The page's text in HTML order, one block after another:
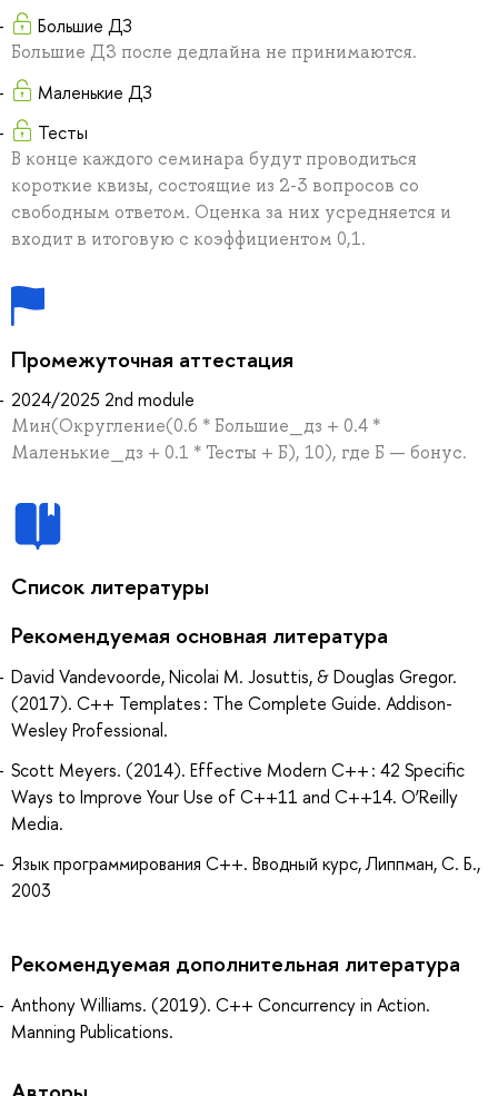
Большие ДЗ
Большие ДЗ после дедлайна не принимаются.
Маленькие ДЗ
Тесты
В конце каждого семинара будут проводиться
короткие квизы, состоящие из 2-3 вопросов со
свободным ответом. Оценка за них усредняется и
входит в итоговую с коэффициентом 0,1.
Промежуточная аттестация
2024/2025 2nd module
Мин(Округление(0.6 * Большие_дз + 0.4 *
Маленькие_дз + 0.1 * Тесты + Б), 10), где Б — бонус.
Список литературы
Рекомендуемая основная литература
David Vandevoorde, Nicolai M. Josuttis, & Douglas Gregor.
(2017). C++ Templates : The Complete Guide. Addison-
Wesley Professional.
Scott Meyers. (2014). Effective Modern C++ : 42 Specific
Ways to Improve Your Use of C++11 and C++14. O’Reilly
Media.
Язык программирования С++. Вводный курс, Липпман, С. Б.,
2003
Рекомендуемая дополнительная литература
Anthony Williams. (2019). C++ Concurrency in Action.
Manning Publications.